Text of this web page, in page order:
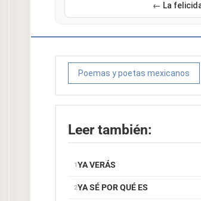
← La
Poemas y poetas mexicanos
Leer también:
YA VERÁS
YA SÉ POR QUÉ ES